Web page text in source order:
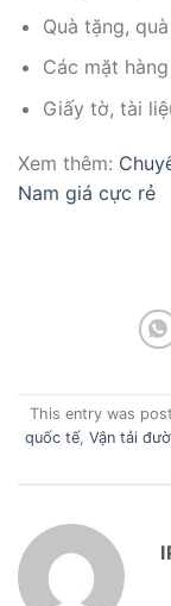
Quà tặng,
Các mặt
Giấy tờ, tài
Xem thêm:
Nam giá cực rẻ
This entry was
quốc tế Vận tải